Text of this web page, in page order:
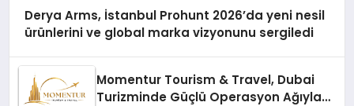
Derya Arms, İstanbul Prohunt 2026’da yeni nesil
ürünlerini ve global marka vizyonunu sergiledi
Momentur Tourism & Travel, Dubai
Turizminde Güçlü Operasyon Ağıyla